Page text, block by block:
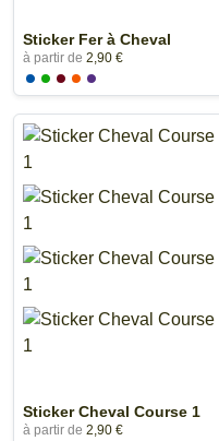
Sticker Fer à Cheval
à partir de 2,90 €
Sticker Cheval Course 1
à partir de 2,90 €